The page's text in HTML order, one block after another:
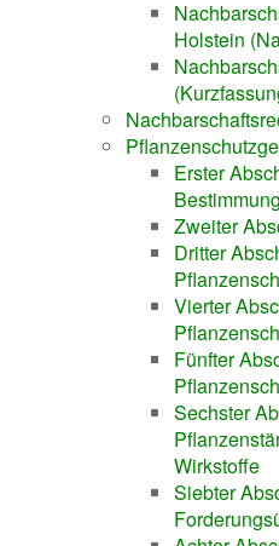
Holstein
Erster
Zweiter
Dritter
Vierter
Fünfter
Sechster
Wirkstoffe
Siebter